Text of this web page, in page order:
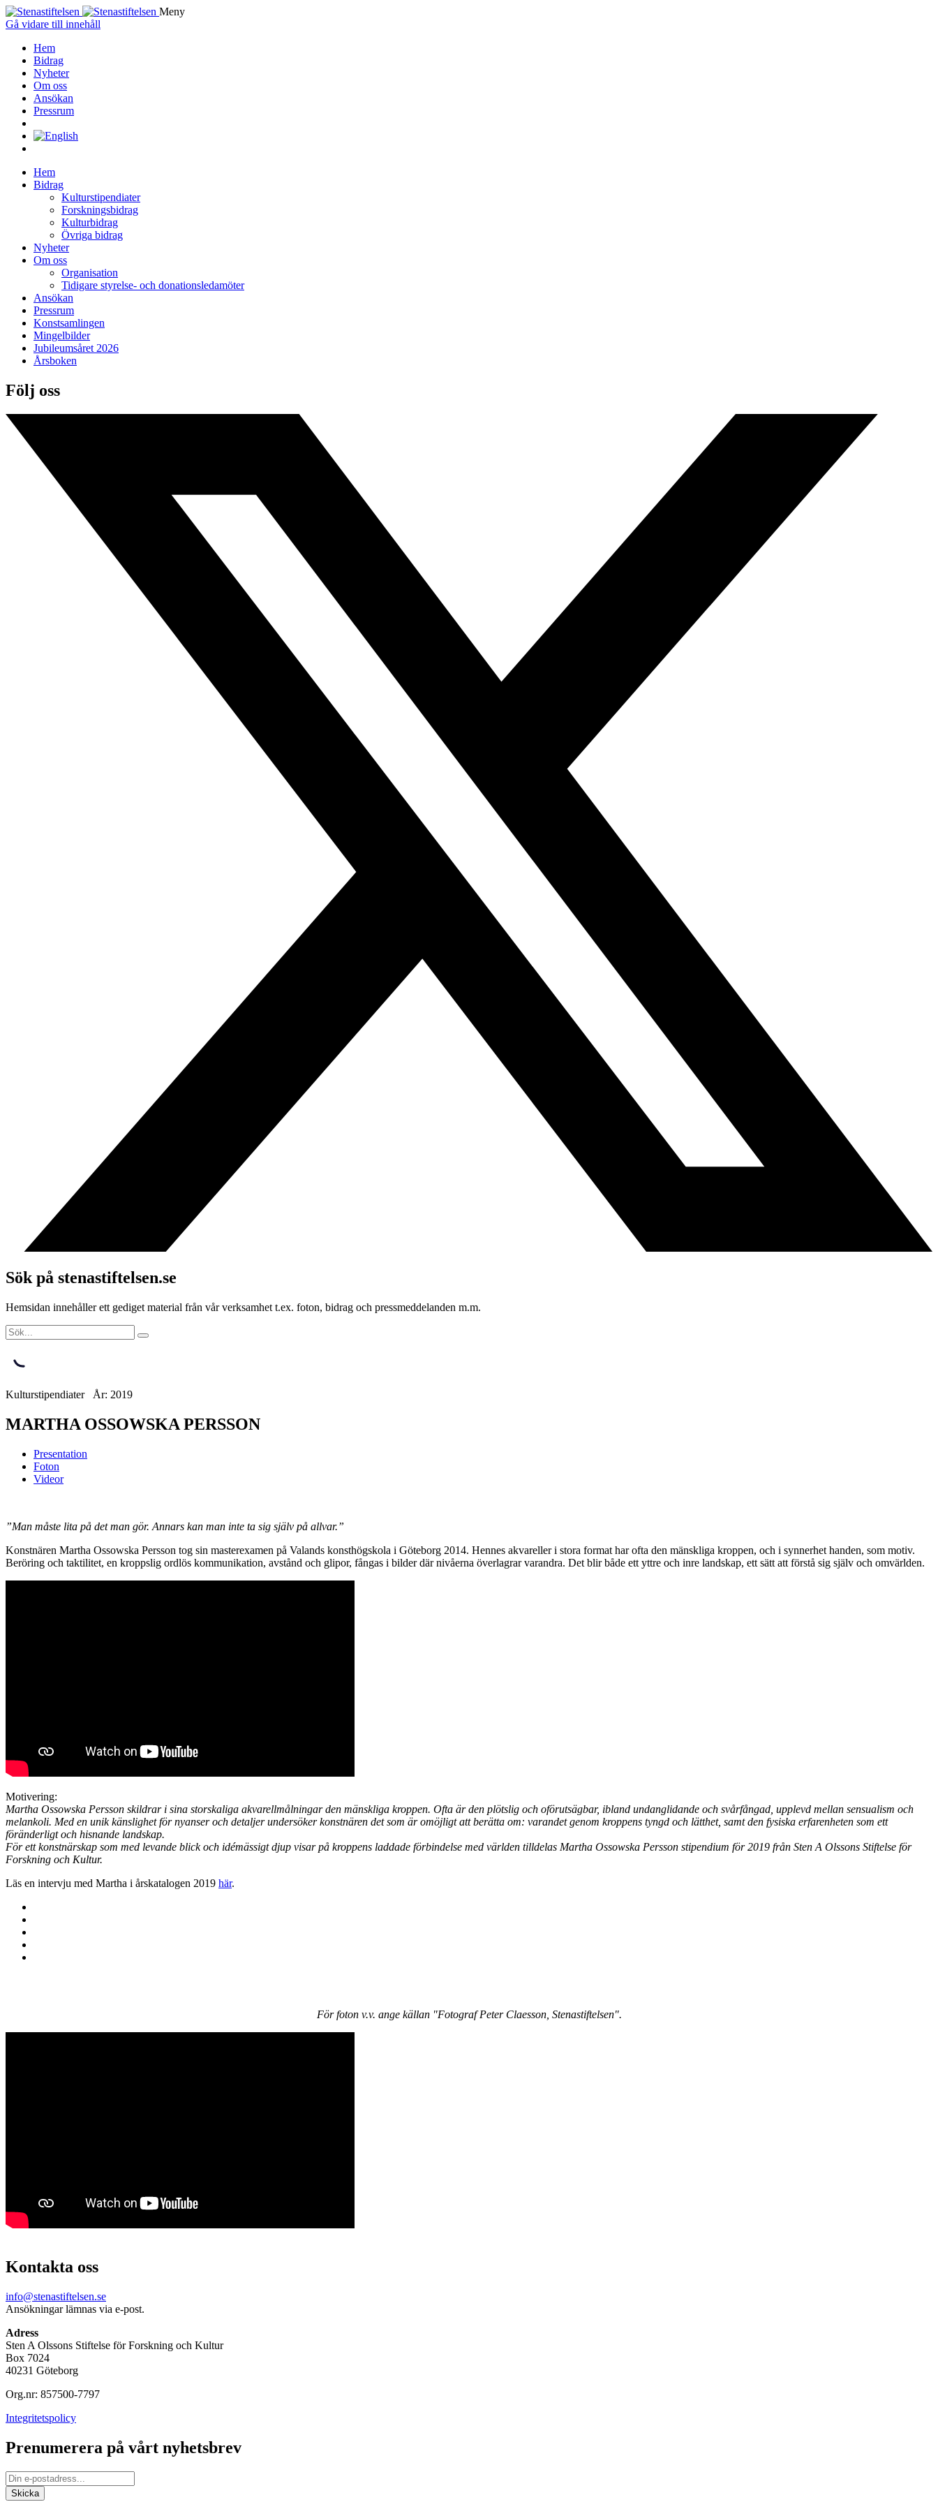
Meny
Gå vidare till innehåll
Hem
Bidrag
Nyheter
Om oss
Ansökan
Pressrum
Hem
Bidrag
Kulturstipendiater
Forskningsbidrag
Kulturbidrag
Övriga bidrag
Nyheter
Om oss
Organisation
Tidigare styrelse- och donationsledamöter
Ansökan
Pressrum
Konstsamlingen
Mingelbilder
Jubileumsåret 2026
Årsboken
Följ oss
Sök på stenastiftelsen.se
Hemsidan innehåller ett gediget material från vår verksamhet t.ex. foton, bidrag och pressmeddelanden m.m.
Kulturstipendiater År: 2019
MARTHA OSSOWSKA PERSSON
Presentation
Foton
Videor
”Man måste lita på det man gör. Annars kan man inte ta sig själv på allvar.”
Konstnären Martha Ossowska Persson tog sin masterexamen på Valands konsthögskola i Göteborg 2014. Hennes akvareller i stora format har ofta den mänskliga kroppen, och i synnerhet handen, som motiv.
Beröring och taktilitet, en kroppslig ordlös kommunikation, avstånd och glipor, fångas i bilder där nivåerna överlagrar varandra. Det blir både ett yttre och inre landskap, ett sätt att förstå sig själv och omvärlden.
Motivering:
Martha Ossowska Persson skildrar i sina storskaliga akvarellmålningar den mänskliga kroppen. Ofta är den plötslig och oförutsägbar, ibland undanglidande och svårfångad, upplevd mellan sensualism och
melankoli. Med en unik känslighet för nyanser och detaljer undersöker konstnären det som är omöjligt att berätta om: varandet genom kroppens tyngd och lätthet, samt den fysiska erfarenheten som ett
föränderligt och hisnande landskap.
För ett konstnärskap som med levande blick och idémässigt djup visar på kroppens laddade förbindelse med världen tilldelas Martha Ossowska Persson stipendium för 2019 från Sten A Olssons Stiftelse för
Forskning och Kultur.
Läs en intervju med Martha i årskatalogen 2019 här.
För foton v.v. ange källan "Fotograf Peter Claesson, Stenastiftelsen".
Kontakta oss
info@stenastiftelsen.se
Ansökningar lämnas via e-post.
Adress
Sten A Olssons Stiftelse för Forskning och Kultur
Box 7024
40231 Göteborg
Org.nr: 857500-7797
Integritetspolicy
Prenumerera på vårt nyhetsbrev